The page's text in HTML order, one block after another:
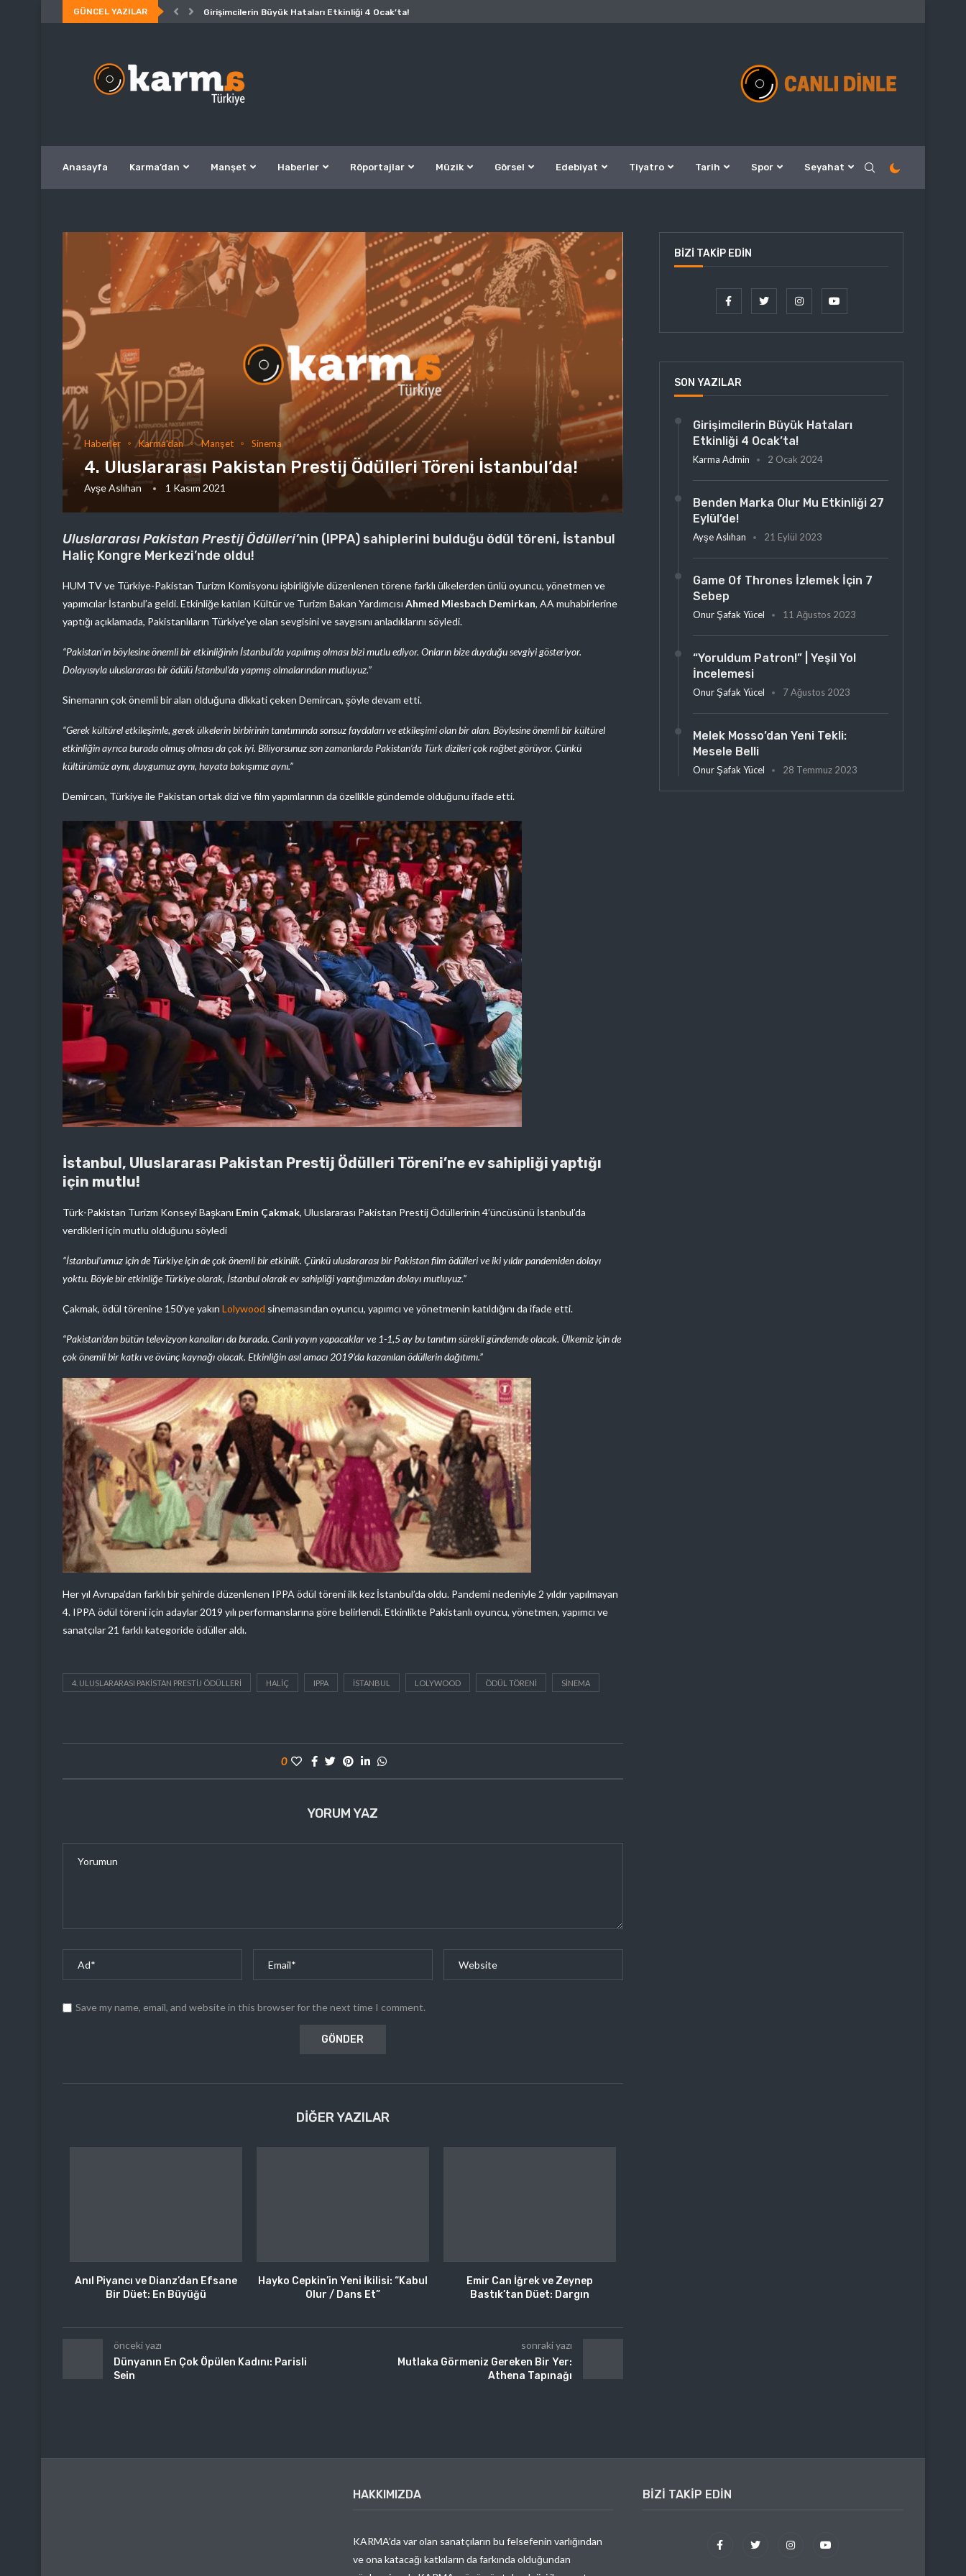
GÜNCEL YAZILAR Girişimcilerin Büyük Hataları Etkinliği 4 Ocak’ta!
Anasayfa Karma’dan Manşet Haberler Röportajlar Müzik Görsel Edebiyat Tiyatro Tarih Spor Seyahat
Haberler Karma'dan Manşet Sinema
4. Uluslararası Pakistan Prestij Ödülleri Töreni İstanbul’da!
Ayşe Aslıhan 1 Kasım 2021
Uluslararası Pakistan Prestij Ödülleri’nin (IPPA) sahiplerini bulduğu ödül töreni, İstanbul
Haliç Kongre Merkezi’nde oldu!
HUM TV ve Türkiye-Pakistan Turizm Komisyonu işbirliğiyle düzenlenen törene farklı ülkelerden ünlü oyuncu, yönetmen ve
yapımcılar İstanbul’a geldi. Etkinliğe katılan Kültür ve Turizm Bakan Yardımcısı Ahmed Miesbach Demirkan, AA muhabirlerine
yaptığı açıklamada, Pakistanlıların Türkiye’ye olan sevgisini ve saygısını anladıklarını söyledi.
“Pakistan’ın böylesine önemli bir etkinliğinin İstanbul’da yapılmış olması bizi mutlu ediyor. Onların bize duyduğu sevgiyi gösteriyor.
Dolayısıyla uluslararası bir ödülü İstanbul’da yapmış olmalarından mutluyuz.”
Sinemanın çok önemli bir alan olduğuna dikkati çeken Demircan, şöyle devam etti.
“Gerek kültürel etkileşimle, gerek ülkelerin birbirinin tanıtımında sonsuz faydaları ve etkileşimi olan bir alan. Böylesine önemli bir kültürel
etkinliğin ayrıca burada olmuş olması da çok iyi. Biliyorsunuz son zamanlarda Pakistan’da Türk dizileri çok rağbet görüyor. Çünkü
kültürümüz aynı, duygumuz aynı, hayata bakışımız aynı.”
Demircan, Türkiye ile Pakistan ortak dizi ve film yapımlarının da özellikle gündemde olduğunu ifade etti.
İstanbul, Uluslararası Pakistan Prestij Ödülleri Töreni’ne ev sahipliği yaptığı
için mutlu!
Türk-Pakistan Turizm Konseyi Başkanı Emin Çakmak, Uluslararası Pakistan Prestij Ödüllerinin 4’üncüsünü İstanbul’da
verdikleri için mutlu olduğunu söyledi
“İstanbul’umuz için de Türkiye için de çok önemli bir etkinlik. Çünkü uluslararası bir Pakistan film ödülleri ve iki yıldır pandemiden dolayı
yoktu. Böyle bir etkinliğe Türkiye olarak, İstanbul olarak ev sahipliği yaptığımızdan dolayı mutluyuz.”
Çakmak, ödül törenine 150’ye yakın Lolywood sinemasından oyuncu, yapımcı ve yönetmenin katıldığını da ifade etti.
“Pakistan’dan bütün televizyon kanalları da burada. Canlı yayın yapacaklar ve 1-1,5 ay bu tanıtım sürekli gündemde olacak. Ülkemiz için de
çok önemli bir katkı ve övünç kaynağı olacak. Etkinliğin asıl amacı 2019’da kazanılan ödüllerin dağıtımı.”
Her yıl Avrupa’dan farklı bir şehirde düzenlenen IPPA ödül töreni ilk kez İstanbul’da oldu. Pandemi nedeniyle 2 yıldır yapılmayan
4. IPPA ödül töreni için adaylar 2019 yılı performanslarına göre belirlendi. Etkinlikte Pakistanlı oyuncu, yönetmen, yapımcı ve
sanatçılar 21 farklı kategoride ödüller aldı.
4. ULUSLARARASI PAKISTAN PRESTIJ ÖDÜLLERI HALIÇ IPPA ISTANBUL LOLYWOOD ÖDÜL TÖRENI SINEMA
0
YORUM YAZ
Save my name, email, and website in this browser for the next time I comment.
DIĞER YAZILAR
Anıl Piyancı ve Dianz’dan Efsane
Bir Düet: En Büyüğü
Hayko Cepkin’in Yeni İkilisi: “Kabul
Olur / Dans Et”
Emir Can İğrek ve Zeynep
Bastık’tan Düet: Dargın
önceki yazı
Dünyanın En Çok Öpülen Kadını: Parisli
Sein
sonraki yazı
Mutlaka Görmeniz Gereken Bir Yer:
Athena Tapınağı
BIZI TAKIP EDIN
SON YAZILAR
Girişimcilerin Büyük Hataları
Etkinliği 4 Ocak’ta!
Karma Admin 2 Ocak 2024
Benden Marka Olur Mu Etkinliği 27
Eylül’de!
Ayşe Aslıhan 21 Eylül 2023
Game Of Thrones İzlemek İçin 7
Sebep
Onur Şafak Yücel 11 Ağustos 2023
“Yoruldum Patron!” | Yeşil Yol
İncelemesi
Onur Şafak Yücel 7 Ağustos 2023
Melek Mosso’dan Yeni Tekli:
Mesele Belli
Onur Şafak Yücel 28 Temmuz 2023
HAKKIMIZDA
KARMA’da var olan sanatçıların bu felsefenin varlığından
ve ona katacağı katkıların da farkında olduğundan
BIZI TAKIP EDIN